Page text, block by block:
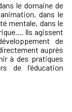
le domaine de
dans le
mentale, dans le
Ils agissent
de
auprès
à des pratiques
de l'éducation